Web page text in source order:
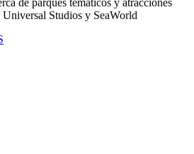
de parques temáticos y atracciones
Studios y SeaWorld